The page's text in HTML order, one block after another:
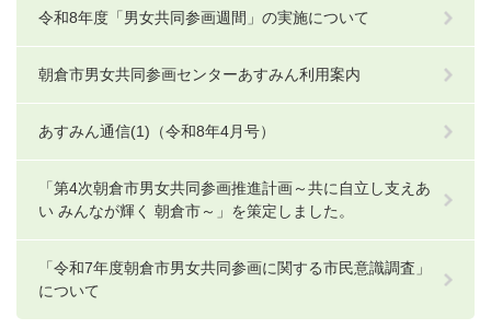
令和8年度「男女共同参画週間」の実施について
朝倉市男女共同参画センターあすみん利用案内
あすみん通信(1)（令和8年4月号）
「第4次朝倉市男女共同参画推進計画～共に自立し支えあ
い みんなが輝く 朝倉市～」を策定しました。
「令和7年度朝倉市男女共同参画に関する市民意識調査」
について